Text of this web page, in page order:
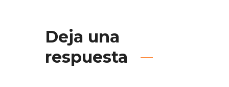
Deja una
respuesta